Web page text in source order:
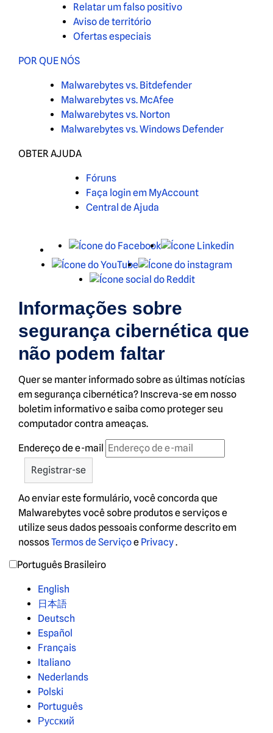
Relatar um falso positivo
Aviso de território
Ofertas especiais
POR QUE NÓS
Malwarebytes vs. Bitdefender
Malwarebytes vs. McAfee
Malwarebytes vs. Norton
Malwarebytes vs. Windows Defender
OBTER AJUDA
Fóruns
Faça login em MyAccount
Central de Ajuda
X Facebook
LinkedIn
Youtube
Reddit
Informações sobre
segurança cibernética que
não podem faltar
Quer se manter informado sobre as últimas notícias
em segurança cibernética? Inscreva-se em nosso
boletim informativo e saiba como proteger seu
computador contra ameaças.
Endereço de e-mail
Ao enviar este formulário, você concorda que
Malwarebytes você sobre produtos e serviços e
utilize seus dados pessoais conforme descrito em
nossosTermos de Serviçoe Privacy.
Português Brasileiro
English
日本語
Deutsch
Español
Français
Italiano
Nederlands
Polski
Português
Русский